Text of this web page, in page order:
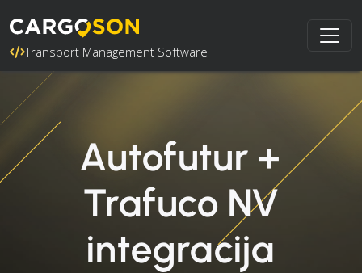
Transport Management Software
Autofutur +
Trafuco NV
integracija